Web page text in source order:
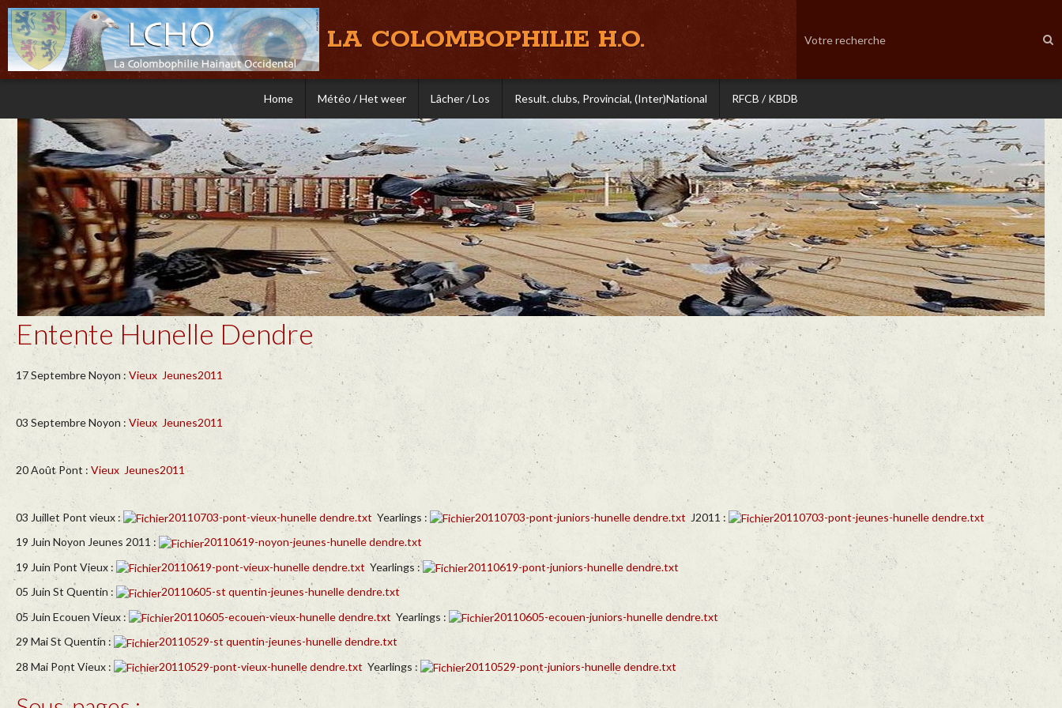
LA COLOMBOPHILIE H.O.
Home Météo / Het weer Lâcher / Los Result. clubs, Provincial, (Inter)National RFCB / KBDB
Entente Hunelle Dendre
17 Septembre Noyon :Vieux Jeunes2011
03 Septembre Noyon : Vieux Jeunes2011
20 Août Pont : Vieux Jeunes2011
03 Juillet Pont vieux : 20110703-pont-vieux-hunelle dendre.txt Yearlings : 20110703-pont-juniors-hunelle dendre.txt J2011 :
20110703-pont-jeunes-hunelle dendre.txt
19 Juin Noyon Jeunes 2011 :
20110619-noyon-jeunes-hunelle dendre.txt
19 Juin Pont Vieux :
20110619-pont-vieux-hunelle dendre.txt Yearlings :
20110619-pont-juniors-hunelle dendre.txt
05 Juin St Quentin :
20110605-st quentin-jeunes-hunelle dendre.txt
05 Juin Ecouen Vieux :
20110605-ecouen-vieux-hunelle dendre.txt Yearlings :
20110605-ecouen-juniors-hunelle dendre.txt
29 Mai St Quentin :
20110529-st quentin-jeunes-hunelle dendre.txt
28 Mai Pont Vieux :
20110529-pont-vieux-hunelle dendre.txt Yearlings : 20110529-pont-juniors-hunelle dendre.txt